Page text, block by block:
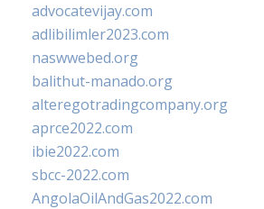
advocatevijay.com
adlibilimler2023.com
naswwebed.org
balithut-manado.org
alteregotradingcompany.org
aprce2022.com
ibie2022.com
sbcc-2022.com
AngolaOilAndGas2022.com